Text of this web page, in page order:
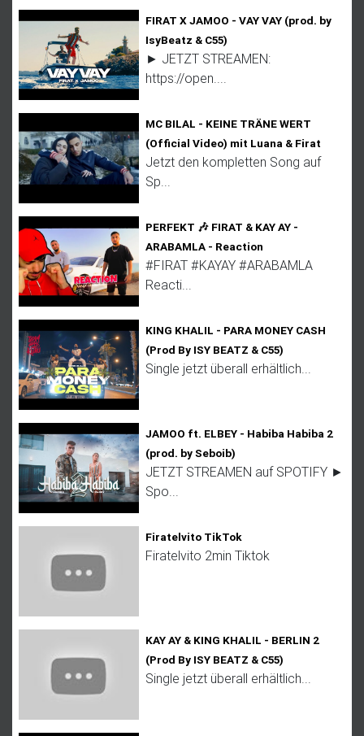
FIRAT X JAMOO - VAY VAY (prod. by
IsyBeatz & C55)
► JETZT STREAMEN:
https://open....
MC BILAL - KEINE TRÄNE WERT
(Official Video) mit Luana & Firat
Jetzt den kompletten Song auf
Sp...
PERFEKT 🎶 FIRAT & KAY AY -
ARABAMLA - Reaction
#FIRAT #KAYAY #ARABAMLA
Reacti...
KING KHALIL - PARA MONEY CASH
(Prod By ISY BEATZ & C55)
Single jetzt überall erhältlich...
JAMOO ft. ELBEY - Habiba Habiba 2
(prod. by Seboib)
JETZT STREAMEN auf SPOTIFY ►
Spo...
Firatelvito TikTok
Firatelvito 2min Tiktok
KAY AY & KING KHALIL - BERLIN 2
(Prod By ISY BEATZ & C55)
Single jetzt überall erhältlich...